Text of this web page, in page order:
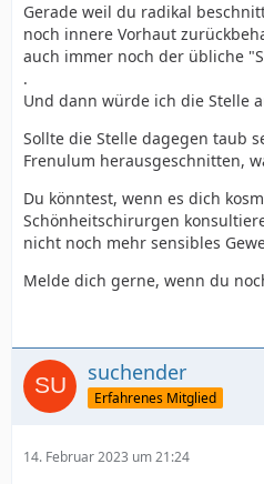
Gerade weil du radikal
noch innere Vorhaut
auch immer noch der übliche
.
Und dann würde ich die Stelle
Sollte die Stelle dagegen taub
Frenulum herausgeschnitten,
Du könntest, wenn es dich
Schönheitschirurgen
nicht noch mehr sensibles
Melde dich gerne, wenn du
suchender
Erfahrenes Mitglied
14. Februar 2023 um 21:24